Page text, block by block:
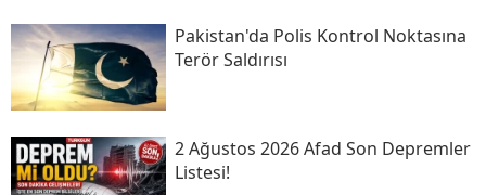
Pakistan'da Polis Kontrol Noktasına
Terör Saldırısı
2 Ağustos 2026 Afad Son Depremler
Listesi!